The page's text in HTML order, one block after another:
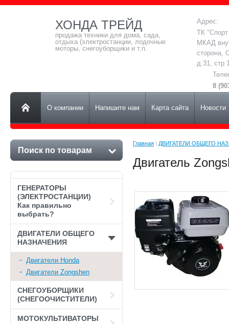
ХОНДА ТРЕЙД
продажа техники для дома, сада,
отдыха (электростанции, лодочные
моторы, снегоуборщики и т.п.
Адрес:
ТК
МКАД
сторона,
д.31, стр
8
О компании Напишите нам Карта сайта Новости
Поиск по товарам
ГЕНЕРАТОРЫ
(ЭЛЕКТРОСТАНЦИИ)
Как правильно
выбрать?
ДВИГАТЕЛИ ОБЩЕГО
НАЗНАЧЕНИЯ
Двигатели Honda
Двигатели Zongshen
СНЕГОУБОРЩИКИ
(СНЕГООЧИСТИТЕЛИ)
МОТОКУЛЬТИВАТОРЫ
Главная \ ДВИГАТЕЛИ ОБЩЕГО
Двигатель